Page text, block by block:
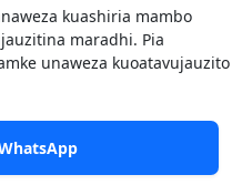
kuashiria mambo
maradhi. Pia
unaweza kuoatavujauzito